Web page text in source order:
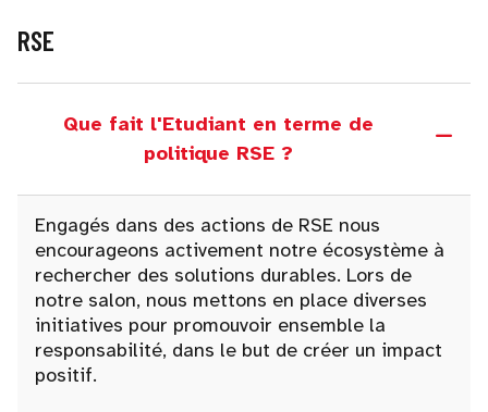
RSE
Que fait l'Etudiant en terme de
politique RSE ?
Engagés dans des actions de RSE nous
encourageons activement notre écosystème à
rechercher des solutions durables. Lors de
notre salon, nous mettons en place diverses
initiatives pour promouvoir ensemble la
responsabilité, dans le but de créer un impact
positif.